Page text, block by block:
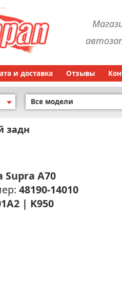
и доставка Отзывы
Все модели
задн
Supra A70
48190-14010
| K950